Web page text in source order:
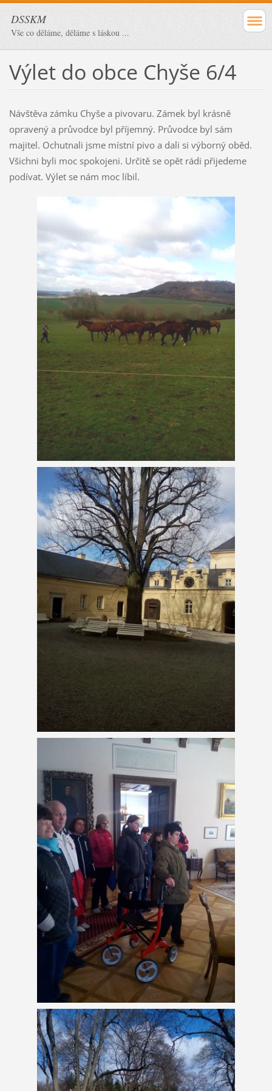
DSSKM
Vše co děláme, děláme s láskou ...
Výlet do obce Chyše 6/4
Návštěva zámku Chyše a pivovaru. Zámek byl krásně
opravený a průvodce byl příjemný. Průvodce byl sám
majitel. Ochutnali jsme místní pivo a dali si výborný oběd.
Všichni byli moc spokojeni. Určitě se opět rádi přijedeme
podívat. Výlet se nám moc líbil.